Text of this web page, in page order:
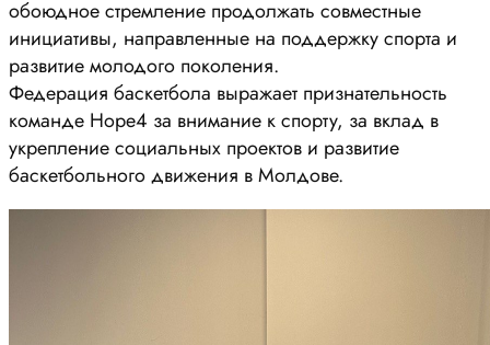
обоюдное стремление продолжать совместные
инициативы, направленные на поддержку спорта и
развитие молодого поколения.
Федерация баскетбола выражает признательность
команде Hope4 за внимание к спорту, за вклад в
укрепление социальных проектов и развитие
баскетбольного движения в Молдове.